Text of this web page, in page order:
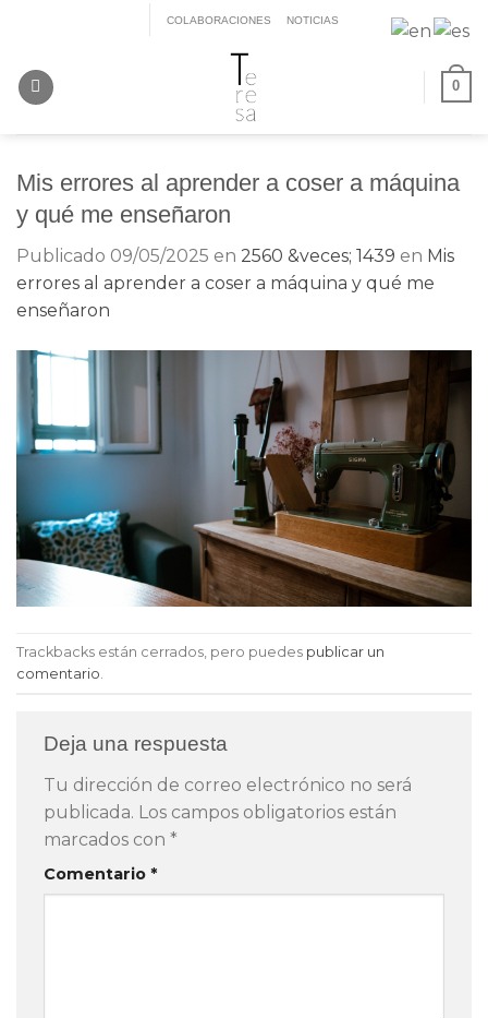
contenido
COLABORACIONES NOTICIAS
0
Mis errores al aprender a coser a máquina
y qué me enseñaron
Publicado 09/05/2025 en 2560 &veces; 1439 en Mis
errores al aprender a coser a máquina y qué me
enseñaron
Trackbacks están cerrados, pero puedes publicar un
comentario
Deja una respuesta
Tu dirección de correo electrónico no será
publicada. Los campos obligatorios están
marcados con *
Comentario *